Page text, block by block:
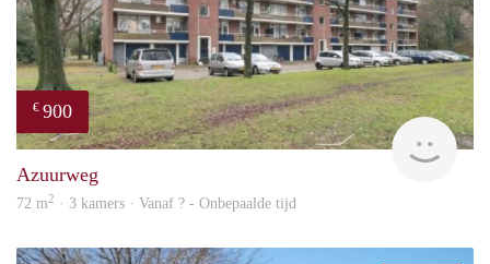
€ 900
Azuurweg
72 m2 · 3 kamers · Vanaf ? - Onbepaalde tijd